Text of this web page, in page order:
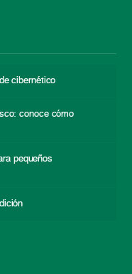
cibernético
conoce cómo
pequeños